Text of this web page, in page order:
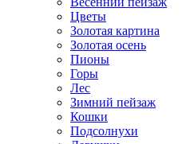
Цветы
Золотая картина
Золотая осень
Пионы
Горы
Лес
Зимний пейзаж
Кошки
Подсолнухи